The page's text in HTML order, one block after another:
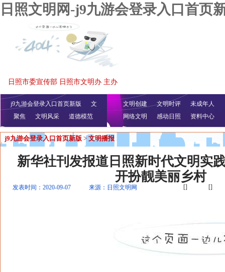
日照文明网-j9九游会登录入口首页
日照市委宣传部 日照市文明办 主办
j9九游会登录入口首页新版
文
明播报
公益视频
聚焦 文明风采 道德模范
文明创建 文明时评
未成年人
网络文明
感动日照 资料中心
j9九游会登录入口首页新版 > 文明播报
新华社刊发报道日照新时代文明实
开扮靓美丽乡村
发表时间：2020-09-07 来源：日照文明网 [] []